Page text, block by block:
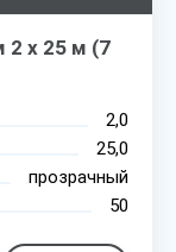
2 х 25 м (7
2,0
25,0
прозрачный
50